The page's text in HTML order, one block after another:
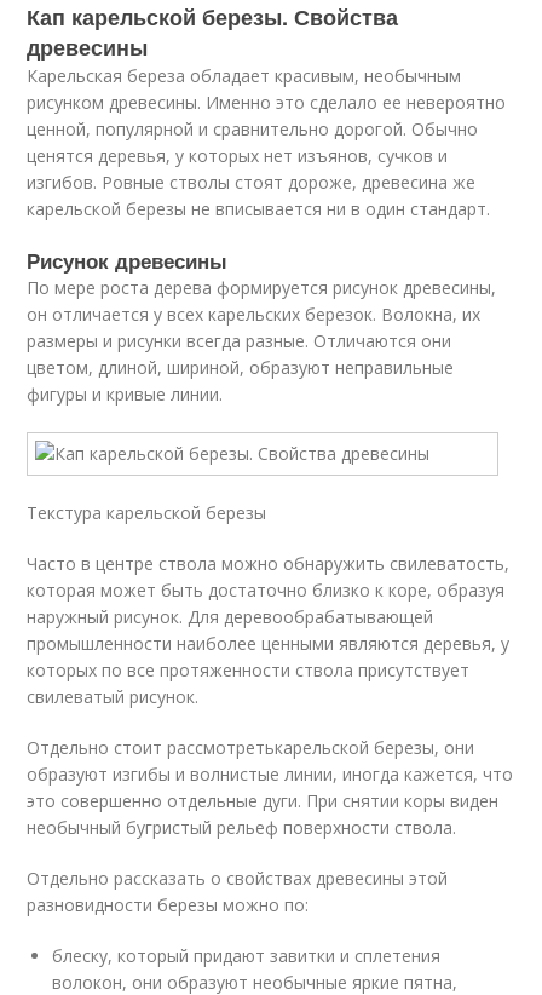
Кап карельской березы. Свойства
древесины
Карельская береза обладает красивым, необычным
рисунком древесины. Именно это сделало ее невероятно
ценной, популярной и сравнительно дорогой. Обычно
ценятся деревья, у которых нет изъянов, сучков и
изгибов. Ровные стволы стоят дороже, древесина же
карельской березы не вписывается ни в один стандарт.
Рисунок древесины
По мере роста дерева формируется рисунок древесины,
он отличается у всех карельских березок. Волокна, их
размеры и рисунки всегда разные. Отличаются они
цветом, длиной, шириной, образуют неправильные
фигуры и кривые линии.
Текстура карельской березы
Часто в центре ствола можно обнаружить свилеватость,
которая может быть достаточно близко к коре, образуя
наружный рисунок. Для деревообрабатывающей
промышленности наиболее ценными являются деревья, у
которых по все протяженности ствола присутствует
свилеватый рисунок.
Отдельно стоит рассмотретькарельской березы, они
образуют изгибы и волнистые линии, иногда кажется, что
это совершенно отдельные дуги. При снятии коры виден
необычный бугристый рельеф поверхности ствола.
Отдельно рассказать о свойствах древесины этой
разновидности березы можно по:
блеску, который придают завитки и сплетения
волокон, они образуют необычные яркие пятна,